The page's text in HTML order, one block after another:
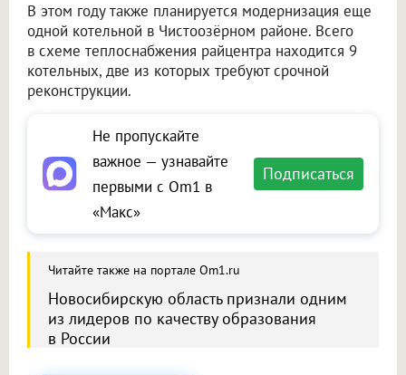
В этом году также планируется модернизация еще
одной котельной в Чистоозёрном районе. Всего
в схеме теплоснабжения райцентра находится 9
котельных, две из которых требуют срочной
реконструкции.
Не пропускайте
важное — узнавайте
первыми с Om1 в
«Макс»
Подписаться
Читайте также на портале Om1.ru
Новосибирскую область признали одним
из лидеров по качеству образования
в России